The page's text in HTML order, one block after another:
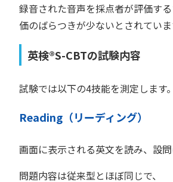
録音された音声を採点者が評価す
価のばらつきが少ないとされていま
英検®︎S-CBTの試験内容
試験では以下の4技能を測定します。
Reading（リーディング）
画面に表示される英文を読み、設問
問題内容は従来型とほぼ同じで、